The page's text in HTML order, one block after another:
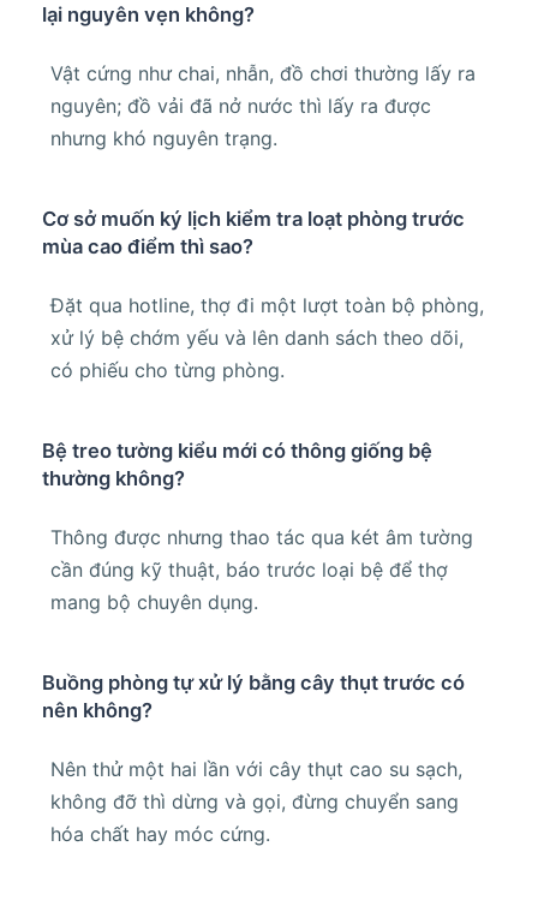
lại nguyên vẹn không?
Vật cứng như chai, nhẫn, đồ chơi thường lấy ra
nguyên; đồ vải đã nở nước thì lấy ra được
nhưng khó nguyên trạng.
Cơ sở muốn ký lịch kiểm tra loạt phòng trước
mùa cao điểm thì sao?
Đặt qua hotline, thợ đi một lượt toàn bộ phòng,
xử lý bệ chớm yếu và lên danh sách theo dõi,
có phiếu cho từng phòng.
Bệ treo tường kiểu mới có thông giống bệ
thường không?
Thông được nhưng thao tác qua két âm tường
cần đúng kỹ thuật, báo trước loại bệ để thợ
mang bộ chuyên dụng.
Buồng phòng tự xử lý bằng cây thụt trước có
nên không?
Nên thử một hai lần với cây thụt cao su sạch,
không đỡ thì dừng và gọi, đừng chuyển sang
hóa chất hay móc cứng.